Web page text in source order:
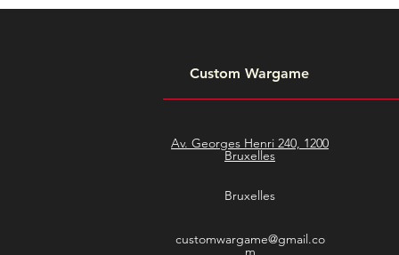
Custom Wargame
Av. Georges Henri 240, 1200
Bruxelles
Bruxelles
customwargame@gmail.co
m